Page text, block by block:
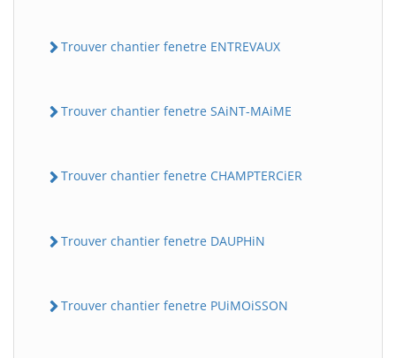
Trouver chantier fenetre ENTREVAUX
Trouver chantier fenetre SAiNT-MAiME
Trouver chantier fenetre CHAMPTERCiER
Trouver chantier fenetre DAUPHiN
Trouver chantier fenetre PUiMOiSSON